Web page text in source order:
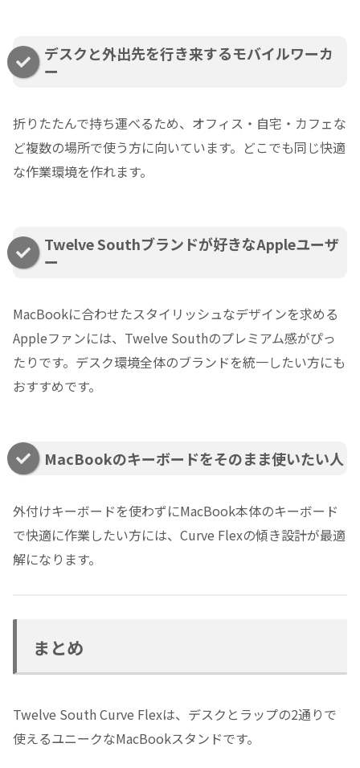
デスクと外出先を行き来するモバイルワーカ
ー
折りたたんで持ち運べるため、オフィス・自宅・カフェな
ど複数の場所で使う方に向いています。どこでも同じ快適
な作業環境を作れます。
Twelve Southブランドが好きなAppleユーザ
ー
MacBookに合わせたスタイリッシュなデザインを求める
Appleファンには、Twelve Southのプレミアム感がぴっ
たりです。デスク環境全体のブランドを統一したい方にも
おすすめです。
MacBookのキーボードをそのまま使いたい人
外付けキーボードを使わずにMacBook本体のキーボード
で快適に作業したい方には、Curve Flexの傾き設計が最適
解になります。
まとめ
Twelve South Curve Flexは、デスクとラップの2通りで
使えるユニークなMacBookスタンドです。